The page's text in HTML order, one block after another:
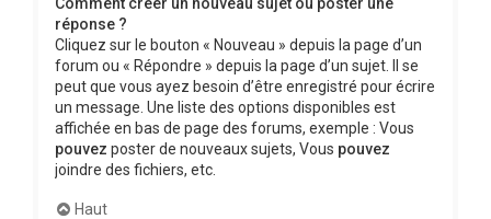
réponse ?
Cliquez sur le bouton « Nouveau » depuis la page d’un
forum ou « Répondre » depuis la page d’un sujet. Il se
peut que vous ayez besoin d’être enregistré pour écrire
un message. Une liste des options disponibles est
affichée en bas de page des forums, exemple : Vous
pouvez poster de nouveaux sujets, Vous pouvez
joindre des fichiers, etc.
Haut